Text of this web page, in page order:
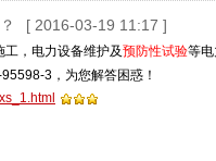
[ 2016-03-19 11:17 ]
，电力设备维护及预防性试验等
3，为您解答困惑！